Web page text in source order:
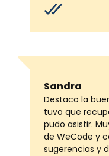
Sandra
Destaco la
tuvo que
pudo asistir.
de WeCode y
sugerencias y